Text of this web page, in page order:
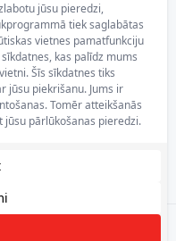
jūsu pieredzi,
tiek saglabātas
vietnes pamatfunkciju
kas palīdz mums
Šīs sīkdatnes tiks
jūsu piekrišanu. Jums ir
Tomēr atteikšanās
pārlūkošanas pieredzi.